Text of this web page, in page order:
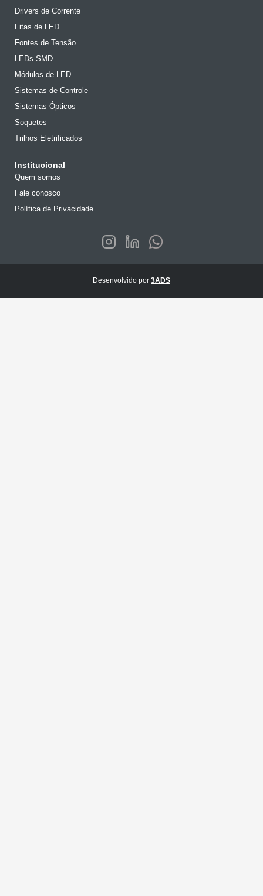
Drivers de Corrente
Fitas de LED
Fontes de Tensão
LEDs SMD
Módulos de LED
Sistemas de Controle
Sistemas Ópticos
Soquetes
Trilhos Eletrificados
Institucional
Quem somos
Fale conosco
Política de Privacidade
Desenvolvido por 3ADS